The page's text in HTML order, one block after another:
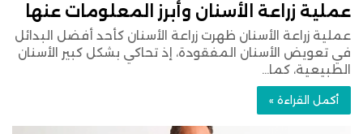
عملية زراعة الأسنان وأبرز المعلومات عنها
عملية زراعة الأسنان ظهرت زراعة الأسنان كأحد أفضل البدائل
في تعويض الأسنان المفقودة، إذ تحاكي بشكل كبير الأسنان
الطبيعية، كما…
أكمل القراءة »